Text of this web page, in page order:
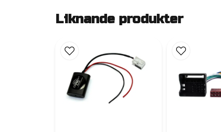
Liknande produkter